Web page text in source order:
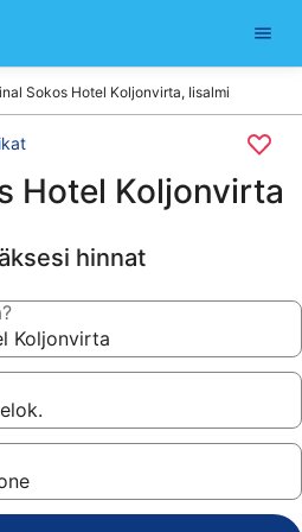
Sokos Hotel Koljonvirta, Iisalmi
Hotel Koljonvirta
hinnat
Koljonvirta